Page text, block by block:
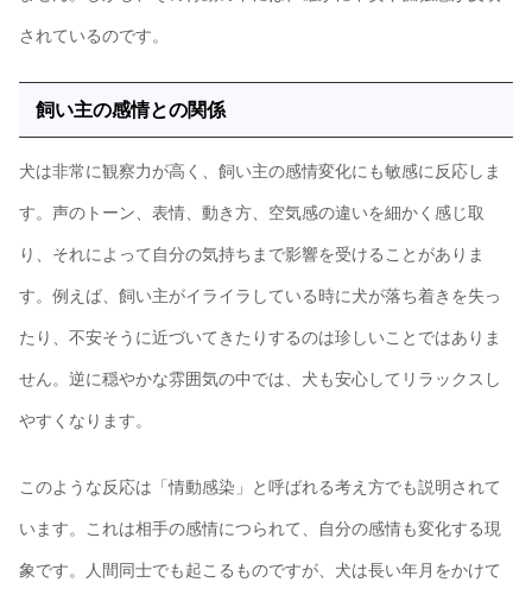
されているのです。
飼い主の感情との関係
犬は非常に観察力が高く、飼い主の感情変化にも敏感に反応しま
す。声のトーン、表情、動き方、空気感の違いを細かく感じ取
り、それによって自分の気持ちまで影響を受けることがありま
す。例えば、飼い主がイライラしている時に犬が落ち着きを失っ
たり、不安そうに近づいてきたりするのは珍しいことではありま
せん。逆に穏やかな雰囲気の中では、犬も安心してリラックスし
やすくなります。
このような反応は「情動感染」と呼ばれる考え方でも説明されて
います。これは相手の感情につられて、自分の感情も変化する現
象です。人間同士でも起こるものですが、犬は長い年月をかけて